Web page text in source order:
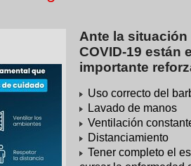
Ante la
COVID-19 están
importante
Uso correcto del
Lavado de manos
Ventilación
Distanciamiento
Tener completo el